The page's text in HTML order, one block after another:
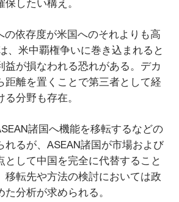
したい構え。
の依存度が米国へのそれよりも高
、米中覇権争いに巻き込まれると
益が損なわれる恐れがある。デカ
距離を置くことで第三者として経
分野も存在。
諸国へ機能を移転するなどの
れるが、ASEAN諸国が市場および
として中国を完全に代替すること
移転先や方法の検討においては政
分析が求められる。